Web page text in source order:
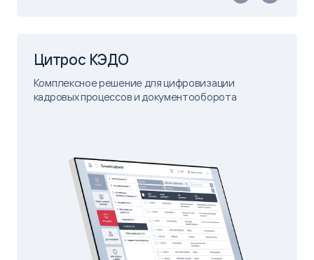
Цитрос КЭДО
Комплексное решение ​ для цифровизации
кадровых процессов и документооборота